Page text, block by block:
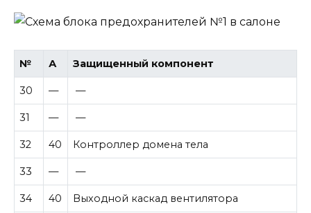
№ А Защищенный компонент
30 — —
31 — —
32 40 Контроллер домена тела
33 — —
34 40 Выходной каскад вентилятора